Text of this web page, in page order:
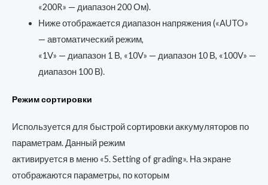
«200R» — диапазон 200 Ом).
Ниже отображается диапазон напряжения («AUTO»
— автоматический режим,
«1V» — диапазон 1 В, «10V» — диапазон 10 В, «100V» —
диапазон 100 В).
Режим сортировки
Используется для быстрой сортировки аккумуляторов по
параметрам. Данный режим
активируется в меню «5. Setting of grading». На экране
отображаются параметры, по которым